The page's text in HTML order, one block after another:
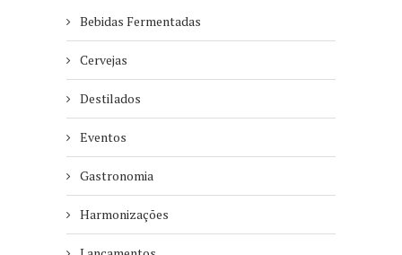
Bebidas Fermentadas
Cervejas
Destilados
Eventos
Gastronomia
Harmonizações